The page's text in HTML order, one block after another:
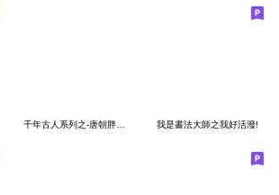
我是書法大師之我好活潑!